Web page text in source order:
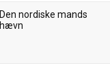
Den nordiske mands
hævn